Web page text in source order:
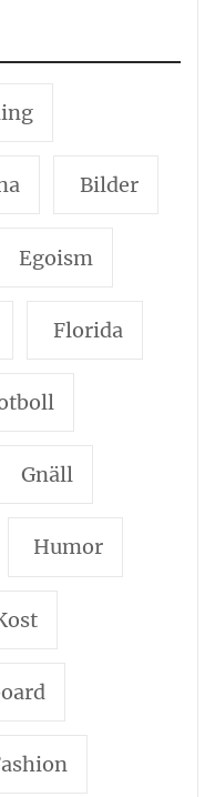
Bilder
Egoism
Florida
Gnäll
Humor